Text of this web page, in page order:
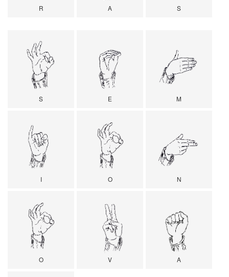
R A S
S E M
I O N
O V A